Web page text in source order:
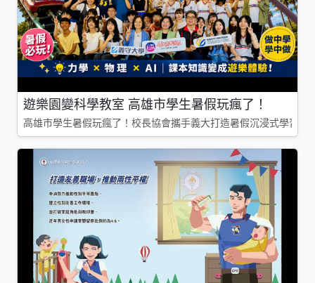
遊樂園變科學教室 高雄市學生暑假玩瘋了！
高雄市學生暑假玩瘋了！校長協會攜手義大打造暑假沉浸式學習基